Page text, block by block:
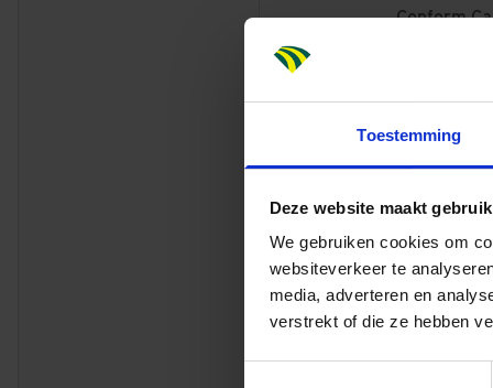
Toestemming
Deze website maakt
We gebruiken cookies om
websiteverkeer te
media, adverteren en
verstrekt of die ze hebben
Conform
Voor
werken,
Dit bieden
Het
3.032,00
Daarnaast